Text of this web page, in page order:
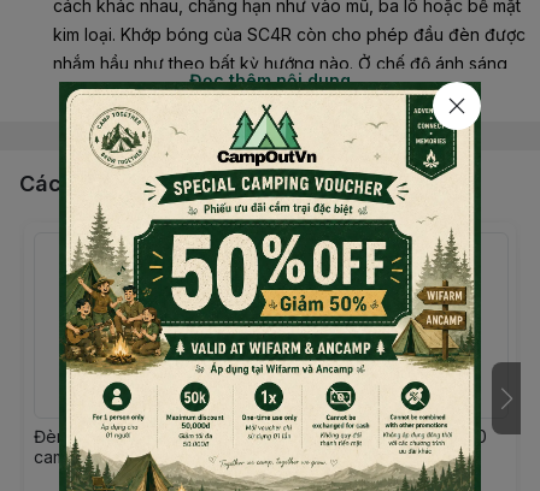
cách khác nhau, chẳng hạn như vào mũ, ba lô hoặc bề mặt
kim loại. Khớp bóng của SC4R còn cho phép đầu đèn được
nhắm hầu như theo bất kỳ hướng nào. Ở chế độ ánh sáng
trắng, chọn từ ba mức độ mờ, ở chế độ ánh sáng đỏ chọn từ
ánh sáng không đổi và ánh sáng nhấp nháy. Bộ pin tích hợp
có thể dễ dàng được sạc lại bất cứ lúc nào bằng cổng
micro-USB.
Đèn kẹp linh hoạt với khớp bóng thực tế
Đèn LED ánh sáng trắng và đèn đỏ mạnh mẽ với năm tùy
chọn chiếu sáng và công suất lên đến 200 lumen
Điều khiển bằng cử chỉ cải tiến - có thể bật và tắt đèn dễ
dàng chỉ bằng một cái vẫy tay
Các tùy chọn đính kèm khác nhau nhờ Clip (tương thích
MOLLE) và nam châm
Bộ pin tích hợp, có thể sạc lại qua cổng micro-USB
Chức năng ánh sáng trắng và đỏ
Đọc thêm nội dung
Các sản phẩm, dịch vụ khác
Đèn măng xông
campingmoon T4 cắm trại
dã ngoại du lịch dùng gas
Đèn Pin Fenix E28R V2.0
Campoutvn